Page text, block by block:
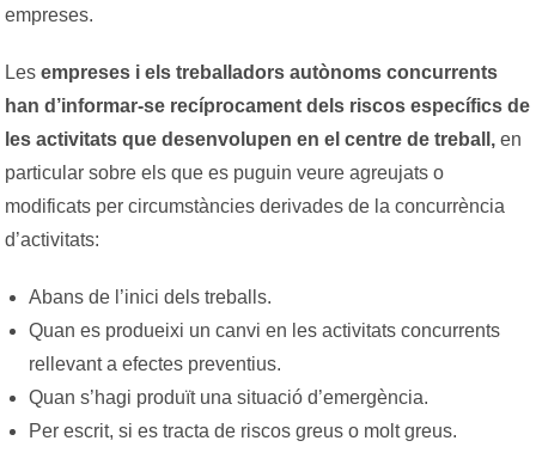
empreses.
Lesempreses i els treballadors autònoms concurrents
han d’informar-se recíprocament dels riscos específics de
les activitats que desenvolupen en el centre de treball,en
particular sobre els que es puguin veure agreujats o
modificats per circumstàncies derivades de la concurrència
d’activitats:
Abans de l’inici dels treballs.
Quan es produeixi un canvi en les activitats concurrents
rellevant a efectes preventius.
Quan s’hagi produït una situació d’emergència.
Per escrit, si es tracta de riscos greus o molt greus.